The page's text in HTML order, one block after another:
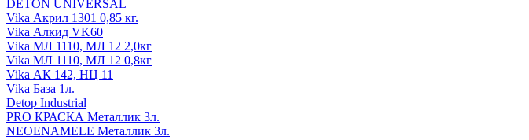
DETON UNIVERSAL
Vika Акрил 1301 0,85 кг.
Vika Алкид VK60
Vika МЛ 1110, МЛ 12 2,0кг
Vika МЛ 1110, МЛ 12 0,8кг
Vika АК 142, НЦ 11
Vika База 1л.
Detop Industrial
PRO КРАСКА Металлик 3л.
NEOENAMELE Металлик 3л.